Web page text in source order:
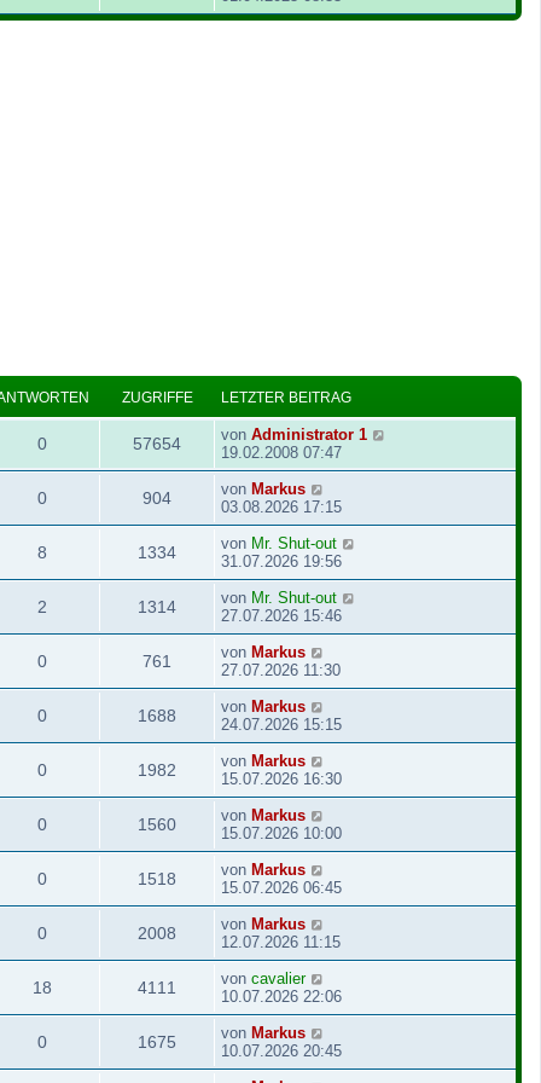
ZUGRIFFE LETZTER BEITRAG
0 57654 von Administrator 1
19.02.2008 07:47
0 904 von Markus
03.08.2026 17:15
8 1334 von Mr. Shut-out
31.07.2026 19:56
2 1314 von Mr. Shut-out
27.07.2026 15:46
0 761 von Markus
27.07.2026 11:30
0 1688 von Markus
24.07.2026 15:15
0 1982 von Markus
15.07.2026 16:30
0 1560 von Markus
15.07.2026 10:00
0 1518 von Markus
15.07.2026 06:45
0 2008 von Markus
12.07.2026 11:15
18 4111 von cavalier
10.07.2026 22:06
0 1675 von Markus
10.07.2026 20:45